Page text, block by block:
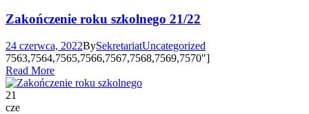
Zakończenie roku szkolnego 21/22
24 czerwca, 2022BySekretariatUncategorized
7563,7564,7565,7566,7567,7568,7569,7570″]
Read More
21
cze